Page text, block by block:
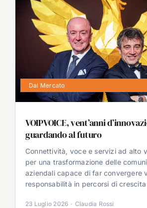
Dal Mercato
VOIPVOICE, vent’anni
guardando al futuro
Connettività, voce e servizi ad alto
per una trasformazione delle
aziendali capace di far convergere
responsabilità in percorsi di
23 Luglio 2026 · Claudia Rossi